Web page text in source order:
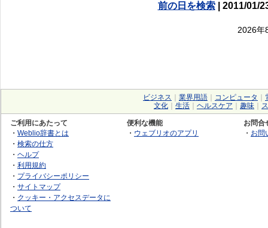
前の日を検索| 2011/01/
2026年
ビジネス 業界用語 コンピュータ
文化
生活 ヘルスケア 趣味
ご利用にあたって
・ Weblio辞書とは
・ 検索の仕方
・ ヘルプ
・ 利用規約
・ プライバシーポリシー
・ サイトマップ
・ クッキー・アクセスデータに
ついて
便利な機能
・ ウェブリオのアプリ
お問合
・ お問